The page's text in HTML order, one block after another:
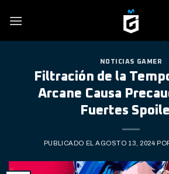
NOTICIAS GAMER
Filtración de la
Arcane Causa
Fuertes
PUBLICADO ELAGOSTO 13, 2024